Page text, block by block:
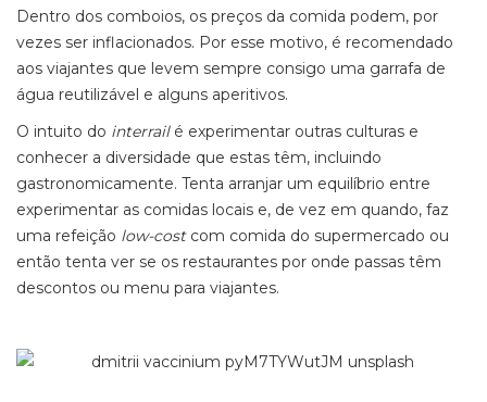
Dentro dos comboios, os preços da comida podem, por
vezes ser inflacionados. Por esse motivo, é recomendado
aos viajantes que levem sempre consigo uma garrafa de
água reutilizável e alguns aperitivos.
O intuito do interrail é experimentar outras culturas e
conhecer a diversidade que estas têm, incluindo
gastronomicamente. Tenta arranjar um equilíbrio entre
experimentar as comidas locais e, de vez em quando, faz
uma refeição low-costcom comida do supermercado ou
então tenta ver se os restaurantes por onde passas têm
descontos ou menu para viajantes.